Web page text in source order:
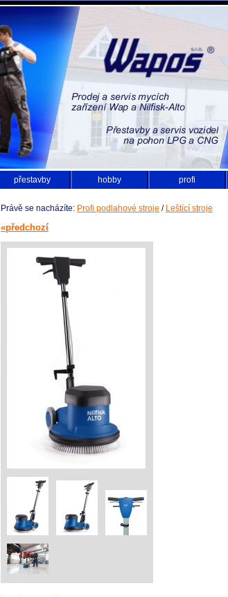
přestavby hobby profi
Právě se nacházíte: Profi podlahové stroje / Leštící stroje
«předchozí